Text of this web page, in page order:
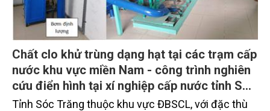
ở các khu chủ yếu nhằm vào quản lý cống để bảo
đảm lượng nước trong Vườn hạn chế cháy rừng. Với
việc quản lý nước như vậy, Vườn có thể cung cấp
khoảng 10 triệu m3 nước sau lũ cho địa phương.
Chất clo khử trùng dạng hạt tại các trạm cấp
nước khu vực miền Nam - công trình nghiên
cứu điển hình tại xí nghiệp cấp nước tỉnh Sóc
Trăng
Tỉnh Sóc Trăng thuộc khu vực ĐBSCL, với đặc thù